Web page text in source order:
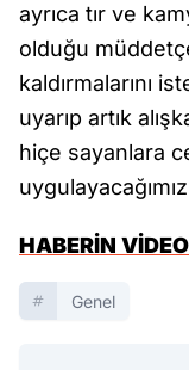
ayrıca tır ve
olduğu
kaldırmalarını
uyarıp artık
hiçe sayanlara
HABERİN
Genel